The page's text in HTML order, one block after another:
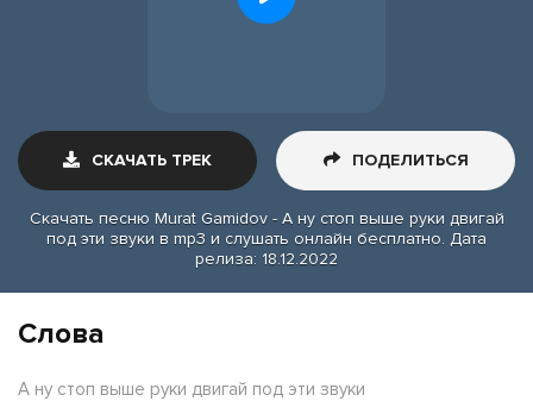
СКАЧАТЬ ТРЕК ПОДЕЛИТЬСЯ
Скачать песню Murat Gamidov - А ну стоп выше руки двигай
под эти звуки в mp3 и слушать онлайн бесплатно. Дата
релиза: 18.12.2022
Слова
А ну стоп выше руки двигай под эти звуки